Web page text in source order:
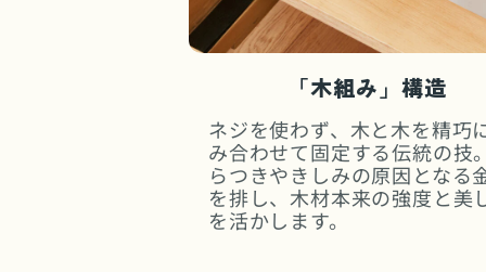
「木組み」構造
ネジを使わず、木と木を精巧
み合わせて固定する伝統の技
らつきやきしみの原因となる
を排し、木材本来の強度と美
を活かします。